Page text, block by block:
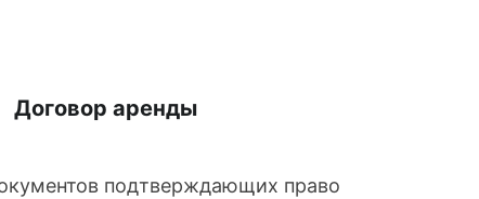
Договор аренды
подтверждающих право